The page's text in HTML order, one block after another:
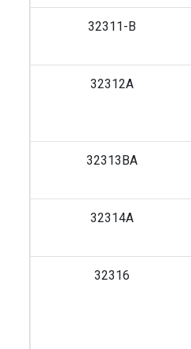
32311-B
32312A
32313BA
32314A
32316